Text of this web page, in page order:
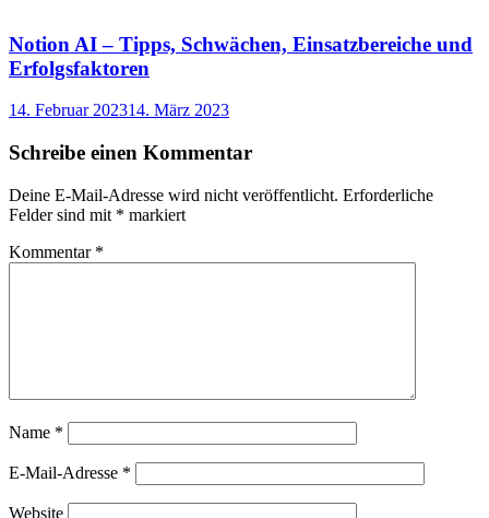
Notion AI – Tipps, Schwächen, Einsatzbereiche und
Erfolgsfaktoren
14. Februar 202314. März 2023
Schreibe einen Kommentar
Deine E-Mail-Adresse wird nicht veröffentlicht. Erforderliche
Felder sind mit * markiert
Kommentar *
Name *
E-Mail-Adresse *
Website